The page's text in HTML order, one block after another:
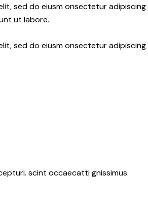
sed do eiusm onsectetur adipiscing
ut labore.
sed do eiusm onsectetur adipiscing
scint occaecatti gnissimus.